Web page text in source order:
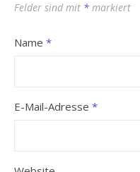
Felder sind mit * markiert
Name *
E-Mail-Adresse *